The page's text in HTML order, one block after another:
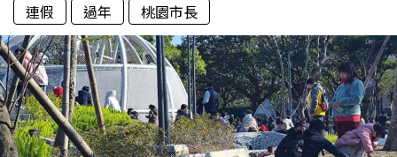
連假
過年 桃園市長